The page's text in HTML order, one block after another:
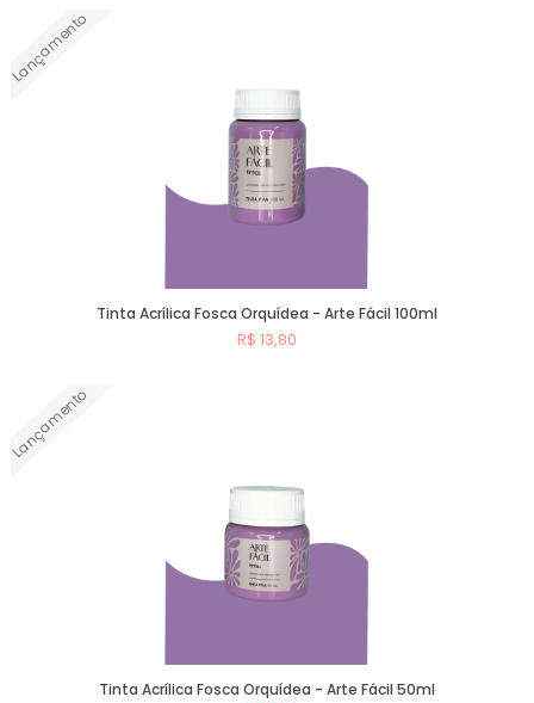
Lançamento
Tinta Acrílica Fosca Orquídea - Arte Fácil 100ml
R$ 13,80
Lançamento
Tinta Acrílica Fosca Orquídea - Arte Fácil 50ml